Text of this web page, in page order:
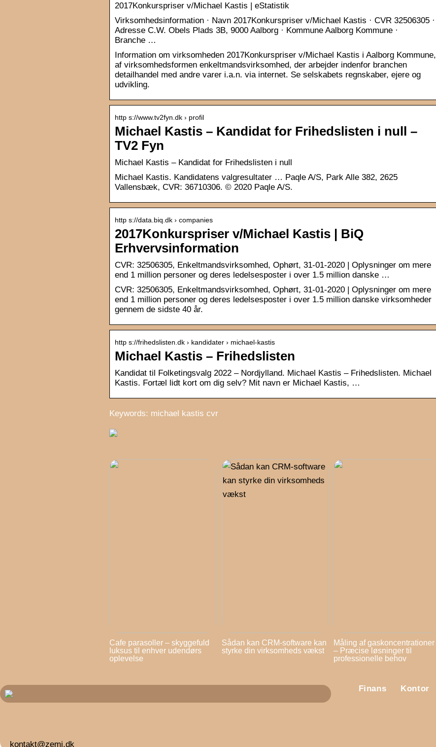
2017Konkurspriser v/Michael Kastis | eStatistik
Virksomhedsinformation · Navn 2017Konkurspriser v/Michael Kastis · CVR 32506305 ·
Adresse C.W. Obels Plads 3B, 9000 Aalborg · Kommune Aalborg Kommune ·
Branche …
Information om virksomheden 2017Konkurspriser v/Michael Kastis i Aalborg Kommune,
af virksomhedsformen enkeltmandsvirksomhed, der arbejder indenfor branchen
detailhandel med andre varer i.a.n. via internet. Se selskabets regnskaber, ejere og
udvikling.
http s://www.tv2fyn.dk › profil
Michael Kastis – Kandidat for Frihedslisten i null –
TV2 Fyn
Michael Kastis – Kandidat for Frihedslisten i null
Michael Kastis. Kandidatens valgresultater … Paqle A/S, Park Alle 382, 2625
Vallensbæk, CVR: 36710306. © 2020 Paqle A/S.
http s://data.biq.dk › companies
2017Konkurspriser v/Michael Kastis | BiQ
Erhvervsinformation
CVR: 32506305, Enkeltmandsvirksomhed, Ophørt, 31-01-2020 | Oplysninger om mere
end 1 million personer og deres ledelsesposter i over 1.5 million danske …
CVR: 32506305, Enkeltmandsvirksomhed, Ophørt, 31-01-2020 | Oplysninger om mere
end 1 million personer og deres ledelsesposter i over 1.5 million danske virksomheder
gennem de sidste 40 år.
http s://frihedslisten.dk › kandidater › michael-kastis
Michael Kastis – Frihedslisten
Kandidat til Folketingsvalg 2022 – Nordjylland. Michael Kastis – Frihedslisten. Michael
Kastis. Fortæl lidt kort om dig selv? Mit navn er Michael Kastis, …
Keywords: michael kastis cvr
Cafe parasoller – skyggefuld
luksus til enhver udendørs
oplevelse
Sådan kan CRM-software kan
styrke din virksomheds vækst
Måling af gaskoncentrationer
– Præcise løsninger til
professionelle behov
Finans Kontor
kontakt@zemi.dk